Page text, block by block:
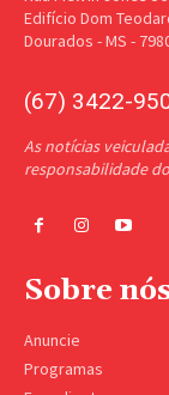
Edifício Dom
Dourados - MS -
(67) 3422-
As notícias
responsabilidade
Sobre
Anuncie
Programas